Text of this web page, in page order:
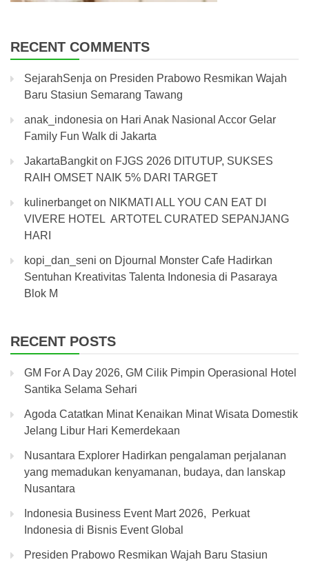
RECENT COMMENTS
SejarahSenja on Presiden Prabowo Resmikan Wajah
Baru Stasiun Semarang Tawang
anak_indonesia on Hari Anak Nasional Accor Gelar
Family Fun Walk di Jakarta
JakartaBangkiton FJGS 2026 DITUTUP, SUKSES
RAIH OMSET NAIK 5% DARI TARGET
kulinerbangeton NIKMATI ALL YOU CAN EAT DI
VIVERE HOTEL ARTOTEL CURATED SEPANJANG
HARI
kopi_dan_seni on Djournal Monster Cafe Hadirkan
Sentuhan Kreativitas Talenta Indonesia di Pasaraya
Blok M
RECENT POSTS
GM For A Day 2026, GM Cilik Pimpin Operasional Hotel
Santika Selama Sehari
Agoda Catatkan Minat Kenaikan Minat Wisata Domestik
Jelang Libur Hari Kemerdekaan
Nusantara Explorer Hadirkan pengalaman perjalanan
yang memadukan kenyamanan, budaya, dan lanskap
Nusantara
Indonesia Business Event Mart 2026, Perkuat
Indonesia di Bisnis Event Global
Presiden Prabowo Resmikan Wajah Baru Stasiun